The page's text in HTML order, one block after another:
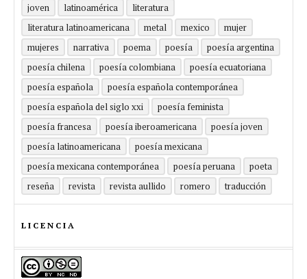
joven
latinoamérica
literatura
literatura latinoamericana
metal mexico
mujer
mujeres
narrativa poema poesía
poesía argentina
poesía chilena
poesía colombiana
poesía ecuatoriana
poesía española
poesía española contemporánea
poesía española del siglo xxi
poesía feminista
poesía francesa
poesía iberoamericana
poesía joven
poesía latinoamericana
poesía mexicana
poesía mexicana contemporánea
poesía peruana
poeta
reseña
revista revista aullido romero traducción
LICENCIA